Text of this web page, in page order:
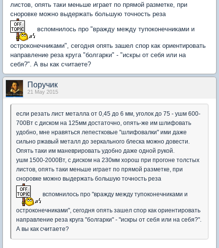
листов, опять таки меньше играет по прямой разметке, при
сноровке можно выдержать большую точность реза
вспомнилось про "вражду между тупоконечниками и
остроконечниками", сегодня опять зашел спор как ориентировать
направление реза круга "болгарки" - "искры от себя или на
себя?". А вы как считаете?
Поручик
21 May 2015
если резать лист металла от 0,45 до 6 мм, уголок до 75 - ушм 600-
700Вт с диском на 125мм достаточно, опять-же им шлифовать
удобно, мне нравяться лепестковые "шлифовалки" ими даже
сильно ржавый металл до зеркального блеска можно довести.
Опять таки им маневрировать удобно даже одной рукой.
ушм 1500-2000Вт, с диском на 230мм хорош при прогоне толстых
листов, опять таки меньше играет по прямой разметке, при
сноровке можно выдержать большую точность реза
вспомнилось про "вражду между тупоконечниками и
остроконечниками", сегодня опять зашел спор как ориентировать
направление реза круга "болгарки" - "искры от себя или на себя?".
А вы как считаете?